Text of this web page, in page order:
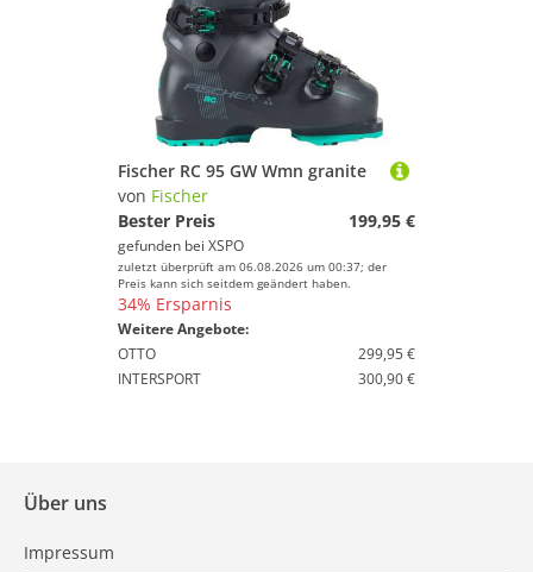
Fischer RC 95 GW Wmn granite
von Fischer
Bester Preis
199,95 €
gefunden bei XSPO
zuletzt überprüft am 06.08.2026 um 00:37; der
Preis kann sich seitdem geändert haben.
34% Ersparnis
Weitere Angebote:
OTTO
299,95 €
INTERSPORT
300,90 €
Über uns
Impressum